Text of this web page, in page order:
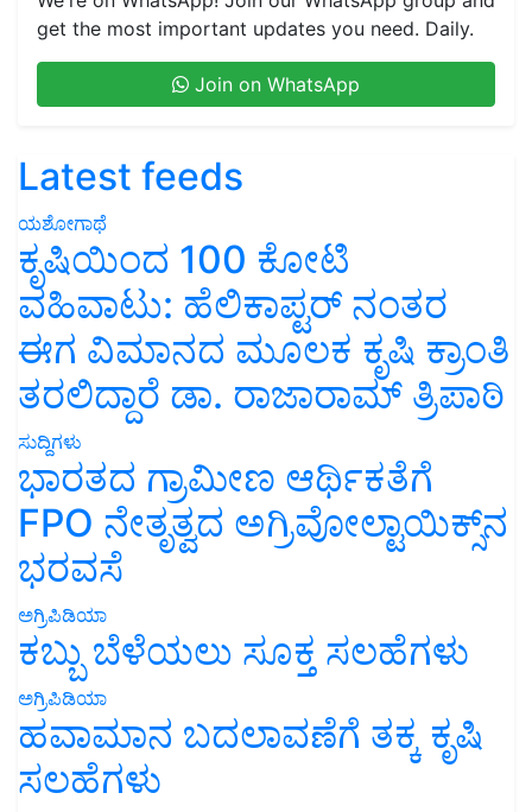
get the most important updates you need. Daily.
Join on WhatsApp
Latest feeds
ಯಶೋಗಾಥೆ
ಕೃಷಿಯಿಂದ 100 ಕೋಟಿ
ವಹಿವಾಟು: ಹೆಲಿಕಾಪ್ಟರ್ ನಂತರ
ಈಗ ವಿಮಾನದ ಮೂಲಕ ಕೃಷಿ ಕ್ರಾಂತಿ
ತರಲಿದ್ದಾರೆ ಡಾ. ರಾಜಾರಾಮ್ ತ್ರಿಪಾಠಿ
ಸುದ್ದಿಗಳು
ಭಾರತದ ಗ್ರಾಮೀಣ ಆರ್ಥಿಕತೆಗೆ
FPO ನೇತೃತ್ವದ ಅಗ್ರಿವೋಲ್ಟಾಯಿಕ್ಸ್‌ನ
ಭರವಸೆ
ಅಗ್ರಿಪಿಡಿಯಾ
ಕಬ್ಬು ಬೆಳೆಯಲು ಸೂಕ್ತ ಸಲಹೆಗಳು
ಅಗ್ರಿಪಿಡಿಯಾ
ಹವಾಮಾನ ಬದಲಾವಣೆಗೆ ತಕ್ಕ ಕೃಷಿ
ಸಲಹೆಗಳು